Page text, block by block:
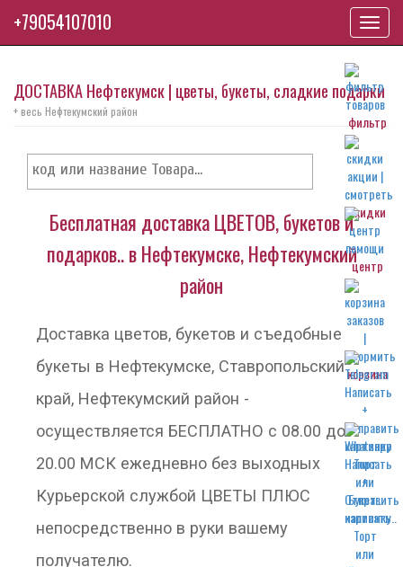
фильтр
скидки
центр
корзина
написать..
ДОСТАВКА Нефтекумск | цветы, букеты, сладкие подарки
+ весь Нефтекумский район
Бесплатная доставка ЦВЕТОВ, букетов и
подарков.. в Нефтекумске, Нефтекумский
район
Доставка цветов, букетов и съедобные
букеты в Нефтекумске, Ставропольский
край, Нефтекумский район -
осуществляется БЕСПЛАТНО с 08.00 до
20.00 МСК ежедневно без выходных
Курьерской службой ЦВЕТЫ ПЛЮС
непосредственно в руки вашему
получателю.
+79054107010